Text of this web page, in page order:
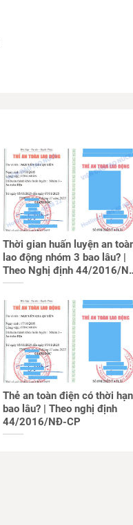
Thời gian huấn luyện an
lao động nhóm 3 bao lâu? |
Theo Nghị định 44/2016/
CP
Thẻ an toàn điện có thời hạn
bao lâu? | Theo nghị định
44/2016/NĐ-CP